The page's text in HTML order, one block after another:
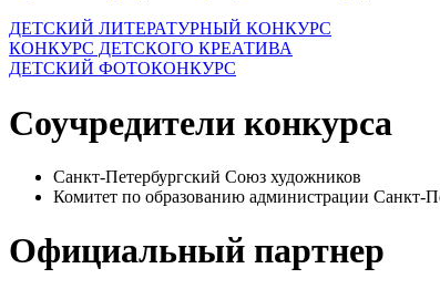
ДЕТСКИЙ ЛИТЕРАТУРНЫЙ КОНКУРС
КОНКУРС ДЕТСКОГО КРЕАТИВА
ДЕТСКИЙ ФОТОКОНКУРС
Соучредители конкурса
Санкт-Петербургский Союз художников
Комитет по образованию администрации Санкт-
Официальный партнер